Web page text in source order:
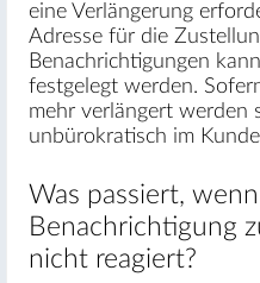
eine Verlängerung
Adresse für die
Benachrichtigungen
festgelegt werden.
mehr verlängert werden
unbürokratisch im
Was passiert,
Benachrichtigung
nicht reagiert?